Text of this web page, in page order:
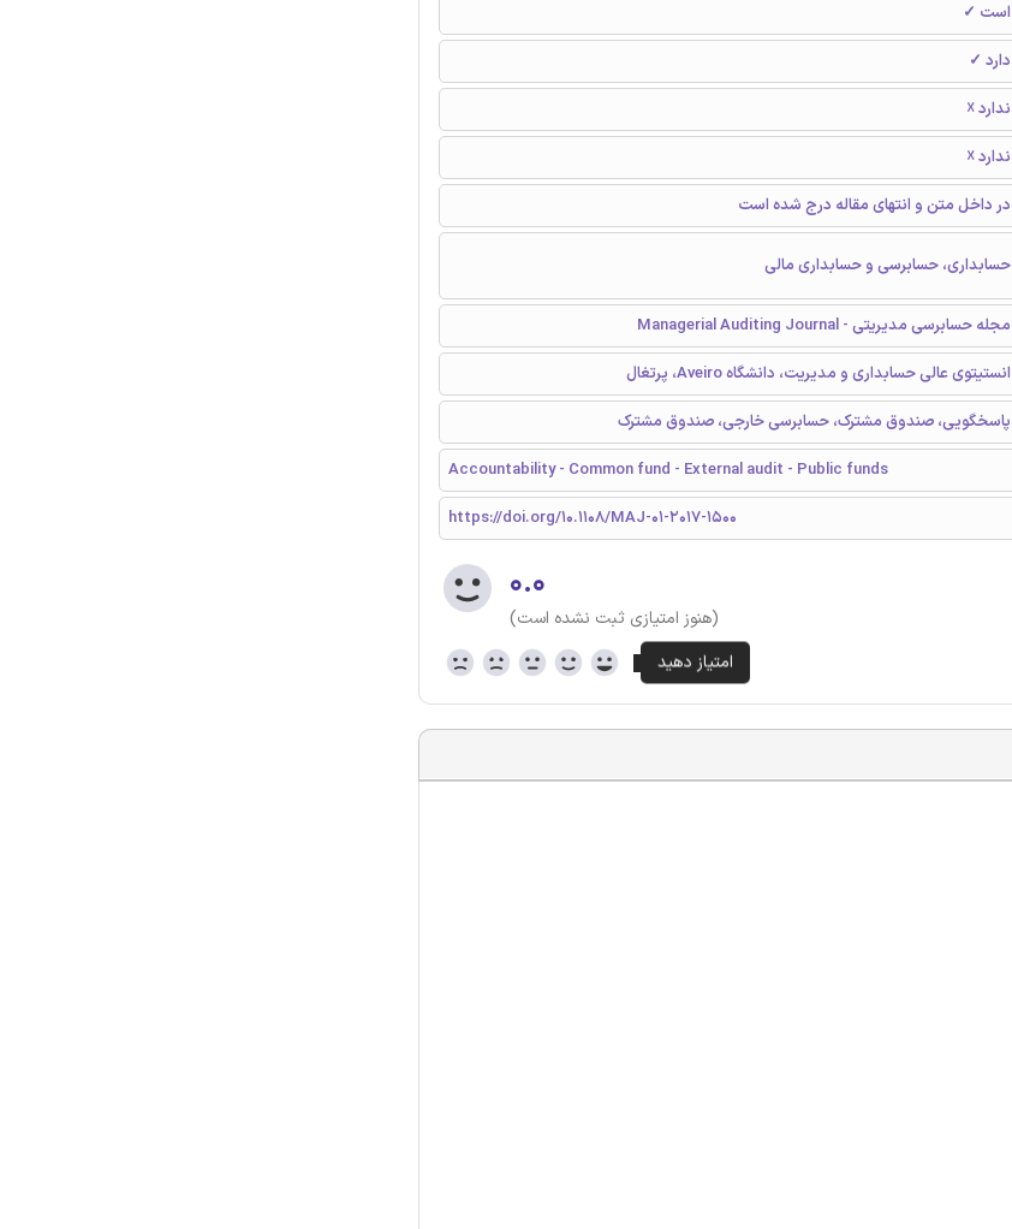
است ✓
دارد ✓
ندارد ☓
ندارد ☓
در داخل متن و انتهای مقاله درج شده است
حسابداری، حسابرسی و حسابداری مالی
مجله حسابرسی مدیریتی - Managerial Auditing Journal
انستیتوی عالی حسابداری و مدیریت، دانشگاه Aveiro، پرتغال
پاسخگویی، صندوق مشترک، حسابرسی خارجی، صندوق مشترک
Accountability - Common fund - External audit - Public funds
https://doi.org/10.1108/MAJ-01-2017-1500
۰.۰
(هنوز امتیازی ثبت نشده است)